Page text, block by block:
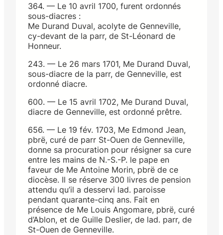
364. — Le 10 avril 1700, furent ordonnés
sous-diacres :
Me Durand Duval, acolyte de Genneville,
cy-devant de la parr, de St-Léonard de
Honneur.
243. — Le 26 mars 1701, Me Durand Duval,
sous-diacre de la parr, de Genneville, est
ordonné diacre.
600. — Le 15 avril 1702, Me Durand Duval,
diacre de Genneville, est ordonné prêtre.
656. — Le 19 fév. 1703, Me Edmond Jean,
pbrë, curé de parr St-Ouen de Genneville,
donne sa procuration pour résigner sa cure
entre les mains de N.-S.-P. le pape en
faveur de Me Antoine Morin, pbrë de ce
diocèse. Il se réserve 300 livres de pension
attendu qu’il a desservi lad. paroisse
pendant quarante-cinq ans. Fait en
présence de Me Louis Angomare, pbrë, curé
d’Ablon, et de Guille Deslier, de lad. parr, de
St-Ouen de Genneville.